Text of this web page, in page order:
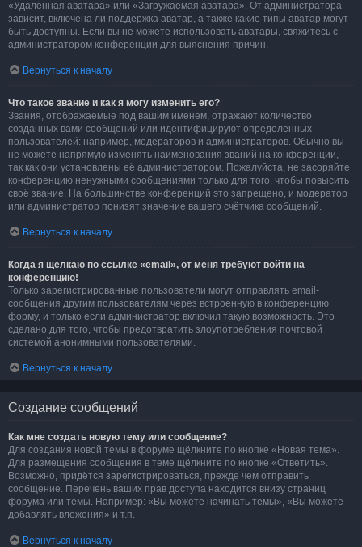
«Удалённая аватара» или «Загружаемая аватара». От администратора
зависит, включена ли поддержка аватар, а также какие типы аватар могут
быть доступны. Если вы не можете использовать аватары, свяжитесь с
администратором конференции для выяснения причин.
Вернуться к началу
Что такое звание и как я могу изменить его?
Звания, отображаемые под вашим именем, отражают количество
созданных вами сообщений или идентифицируют определённых
пользователей: например, модераторов и администраторов. Обычно вы
не можете напрямую изменять наименования званий на конференции,
так как они установлены её администратором. Пожалуйста, не засоряйте
конференцию ненужными сообщениями только для того, чтобы повысить
своё звание. На большинстве конференций это запрещено, и модератор
или администратор понизят значение вашего счётчика сообщений.
Вернуться к началу
Когда я щёлкаю по ссылке «email», от меня требуют войти на
конференцию!
Только зарегистрированные пользователи могут отправлять email-
сообщения другим пользователям через встроенную в конференцию
форму, и только если администратор включил такую возможность. Это
сделано для того, чтобы предотвратить злоупотребления почтовой
системой анонимными пользователями.
Вернуться к началу
Создание сообщений
Как мне создать новую тему или сообщение?
Для создания новой темы в форуме щёлкните по кнопке «Новая тема».
Для размещения сообщения в теме щёлкните по кнопке «Ответить».
Возможно, придётся зарегистрироваться, прежде чем отправить
сообщение. Перечень ваших прав доступа находится внизу страниц
форума или темы. Например: «Вы можете начинать темы», «Вы можете
добавлять вложения» и т.п.
Вернуться к началу